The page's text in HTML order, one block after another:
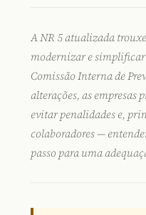
ANR 5 atualizada
modernizar e simplificar
Comissão Interna de
alterações, as empresas
evitar penalidades e,
colaboradores —
passo para uma